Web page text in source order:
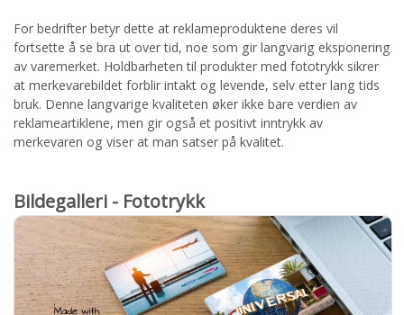
For bedrifter betyr dette at reklameproduktene deres vil
fortsette å se bra ut over tid, noe som gir langvarig eksponering
av varemerket. Holdbarheten til produkter med fototrykk sikrer
at merkevarebildet forblir intakt og levende, selv etter lang tids
bruk. Denne langvarige kvaliteten øker ikke bare verdien av
reklameartiklene, men gir også et positivt inntrykk av
merkevaren og viser at man satser på kvalitet.
Bildegalleri - Fototrykk